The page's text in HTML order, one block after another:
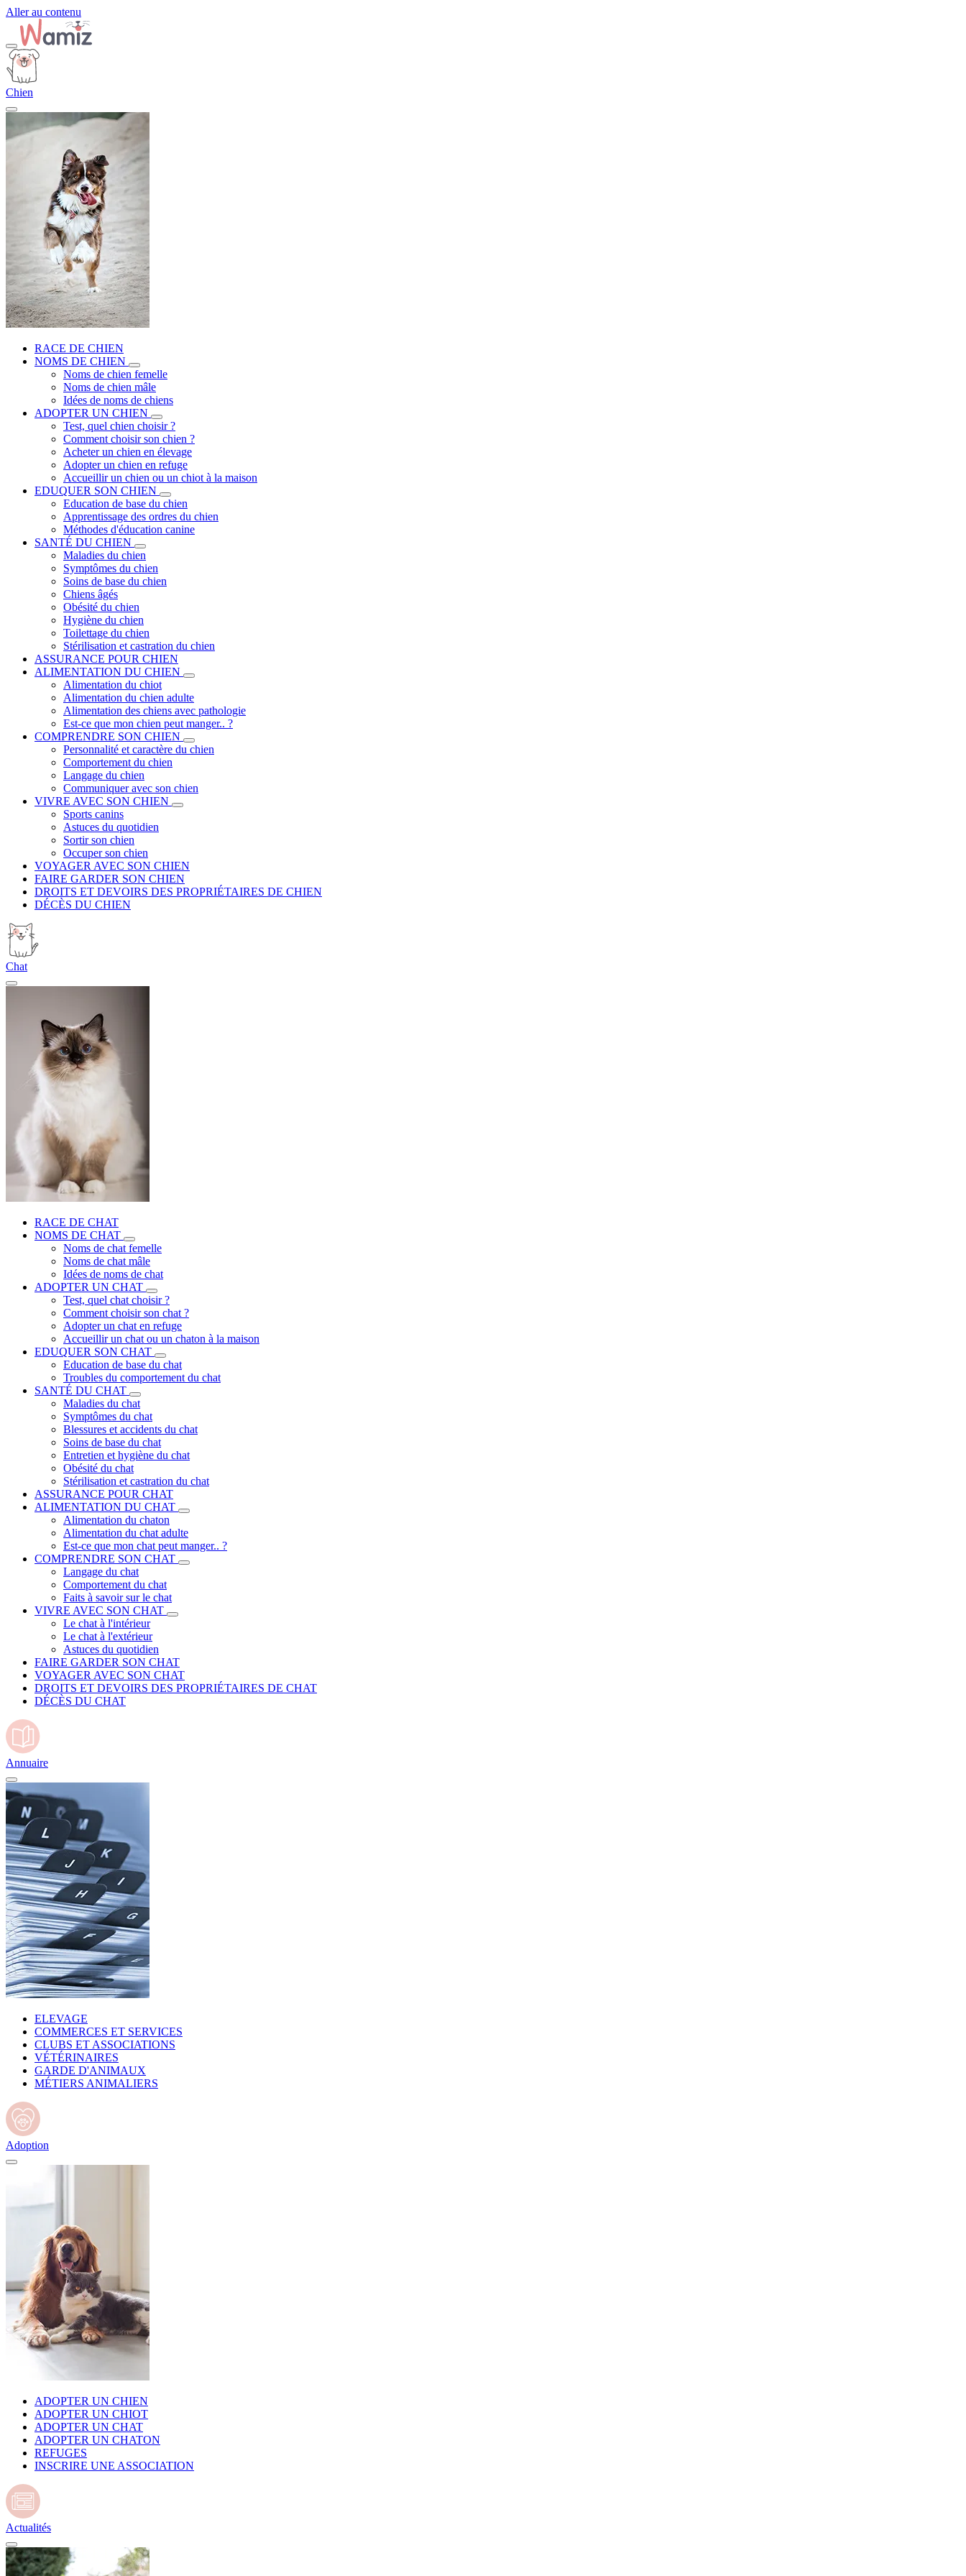
Aller au contenu
Chien
RACE DE CHIEN
NOMS DE CHIEN
Noms de chien femelle
Noms de chien mâle
Idées de noms de chiens
ADOPTER UN CHIEN
Test, quel chien choisir ?
Comment choisir son chien ?
Acheter un chien en élevage
Adopter un chien en refuge
Accueillir un chien ou un chiot à la maison
EDUQUER SON CHIEN
Education de base du chien
Apprentissage des ordres du chien
Méthodes d'éducation canine
SANTÉ DU CHIEN
Maladies du chien
Symptômes du chien
Soins de base du chien
Chiens âgés
Obésité du chien
Hygiène du chien
Toilettage du chien
Stérilisation et castration du chien
ASSURANCE POUR CHIEN
ALIMENTATION DU CHIEN
Alimentation du chiot
Alimentation du chien adulte
Alimentation des chiens avec pathologie
Est-ce que mon chien peut manger.. ?
COMPRENDRE SON CHIEN
Personnalité et caractère du chien
Comportement du chien
Langage du chien
Communiquer avec son chien
VIVRE AVEC SON CHIEN
Sports canins
Astuces du quotidien
Sortir son chien
Occuper son chien
VOYAGER AVEC SON CHIEN
FAIRE GARDER SON CHIEN
DROITS ET DEVOIRS DES PROPRIÉTAIRES DE CHIEN
DÉCÈS DU CHIEN
Chat
RACE DE CHAT
NOMS DE CHAT
Noms de chat femelle
Noms de chat mâle
Idées de noms de chat
ADOPTER UN CHAT
Test, quel chat choisir ?
Comment choisir son chat ?
Adopter un chat en refuge
Accueillir un chat ou un chaton à la maison
EDUQUER SON CHAT
Education de base du chat
Troubles du comportement du chat
SANTÉ DU CHAT
Maladies du chat
Symptômes du chat
Blessures et accidents du chat
Soins de base du chat
Entretien et hygiène du chat
Obésité du chat
Stérilisation et castration du chat
ASSURANCE POUR CHAT
ALIMENTATION DU CHAT
Alimentation du chaton
Alimentation du chat adulte
Est-ce que mon chat peut manger.. ?
COMPRENDRE SON CHAT
Langage du chat
Comportement du chat
Faits à savoir sur le chat
VIVRE AVEC SON CHAT
Le chat à l'intérieur
Le chat à l'extérieur
Astuces du quotidien
FAIRE GARDER SON CHAT
VOYAGER AVEC SON CHAT
DROITS ET DEVOIRS DES PROPRIÉTAIRES DE CHAT
DÉCÈS DU CHAT
Annuaire
ELEVAGE
COMMERCES ET SERVICES
CLUBS ET ASSOCIATIONS
VÉTÉRINAIRES
GARDE D'ANIMAUX
MÉTIERS ANIMALIERS
Adoption
ADOPTER UN CHIEN
ADOPTER UN CHIOT
ADOPTER UN CHAT
ADOPTER UN CHATON
REFUGES
INSCRIRE UNE ASSOCIATION
Actualités